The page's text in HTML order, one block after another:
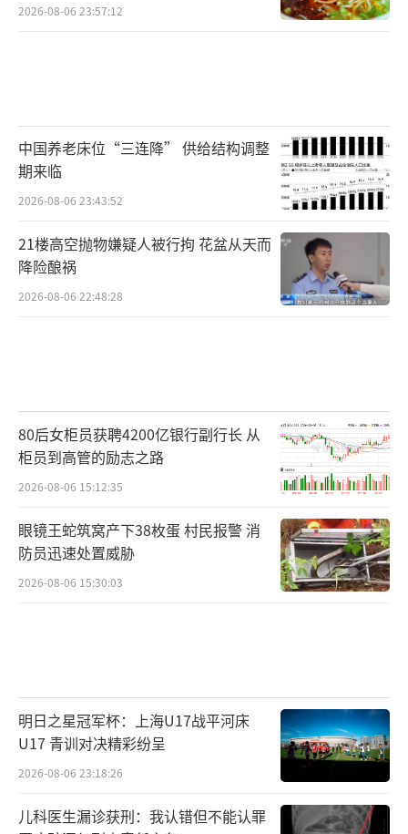
2026-08-06 23:57:12
中国养老床位“三连降” 供给结构调整
期来临
2026-08-06 23:43:52
21楼高空抛物嫌疑人被行拘 花盆从天而
降险酿祸
2026-08-06 22:48:28
80后女柜员获聘4200亿银行副行长 从
柜员到高管的励志之路
2026-08-06 15:12:35
眼镜王蛇筑窝产下38枚蛋 村民报警 消
防员迅速处置威胁
2026-08-06 15:30:03
明日之星冠军杯：上海U17战平河床
U17 青训对决精彩纷呈
2026-08-06 23:18:26
儿科医生漏诊获刑：我认错但不能认罪